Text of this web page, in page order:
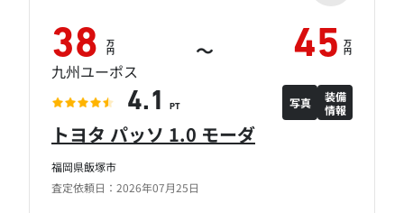
福岡県飯塚市
査定依頼日：2026年07月25日
トヨタ パッソ 1.0 モーダ
38 万
円 ～ 45 万
円
九州ユーポス
4.1 PT 写真
装備
情報